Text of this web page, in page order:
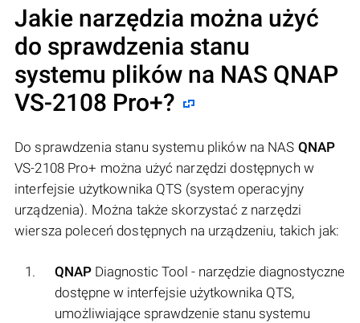
Jakie narzędzia można użyć
do sprawdzenia stanu
systemu plików na NAS QNAP
VS-2108 Pro+?
Do sprawdzenia stanu systemu plików na NAS QNAP
VS-2108 Pro+ można użyć narzędzi dostępnych w
interfejsie użytkownika QTS (system operacyjny
urządzenia). Można także skorzystać z narzędzi
wiersza poleceń dostępnych na urządzeniu, takich jak:
QNAP Diagnostic Tool - narzędzie diagnostyczne
dostępne w interfejsie użytkownika QTS,
umożliwiające sprawdzenie stanu systemu